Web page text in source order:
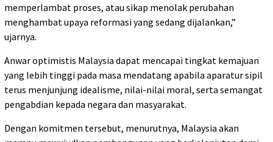
memperlambat proses, atau sikap menolak perubahan
menghambat upaya reformasi yang sedang dijalankan,”
ujarnya.
Anwar optimistis Malaysia dapat mencapai tingkat kemajuan
yang lebih tinggi pada masa mendatang apabila aparatur sipil
terus menjunjung idealisme, nilai-nilai moral, serta semangat
pengabdian kepada negara dan masyarakat.
Dengan komitmen tersebut, menurutnya, Malaysia akan